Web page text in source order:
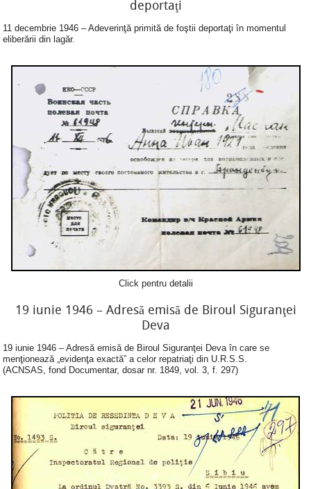
deportaţi
11 decembrie 1946 – Adeverinţă primită de foştii deportaţi în momentul
eliberării din lagăr.
Click pentru detalii
19 iunie 1946 – Adresă emisă de Biroul Siguranţei
Deva
19 iunie 1946 – Adresă emisă de Biroul Siguranţei Deva în care se
menţionează „evidenţa exactă” a celor repatriaţi din U.R.S.S.
(ACNSAS, fond Documentar, dosar nr. 1849, vol. 3, f. 297)